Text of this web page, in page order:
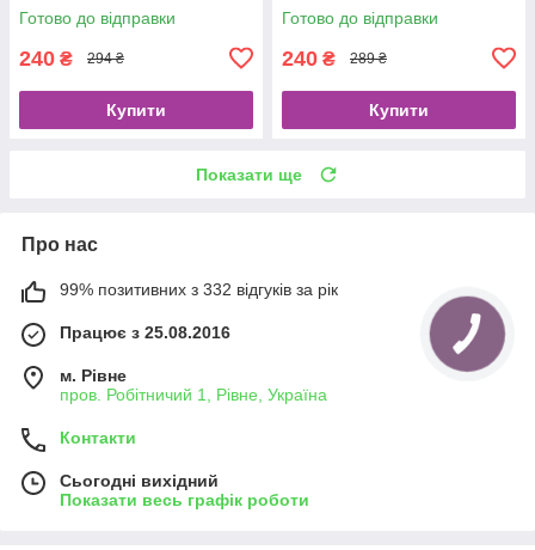
Готово до відправки
240 ₴ 294 ₴
Купити
Готово до відправки
240 ₴ 289 ₴
Купити
Показати ще
Про нас
99% позитивних з 332 відгуків за рік
Працює з 25.08.2016
м. Рівне
пров. Робітничий 1, Рівне, Україна
Контакти
Сьогодні вихідний
Показати весь графік роботи